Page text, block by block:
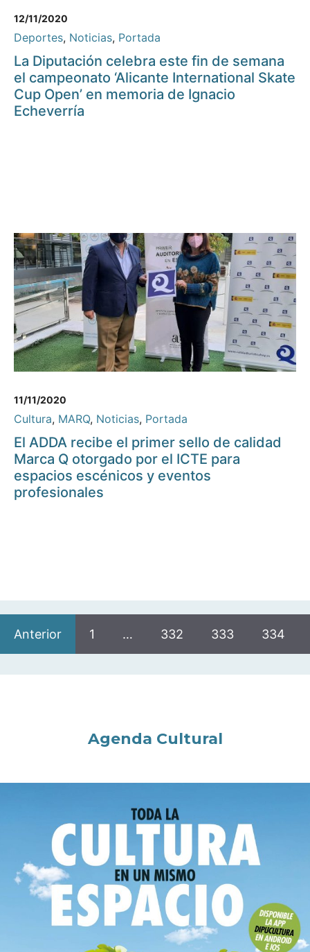
12/11/2020
Deportes, Noticias, Portada
La Diputación celebra este fin de semana
el campeonato ‘Alicante International Skate
Cup Open’ en memoria de Ignacio
Echeverría
11/11/2020
Cultura, MARQ, Noticias, Portada
El ADDA recibe el primer sello de calidad
Marca Q otorgado por el ICTE para
espacios escénicos y eventos
profesionales
Anterior 1 … 332 333 334
Agenda Cultural